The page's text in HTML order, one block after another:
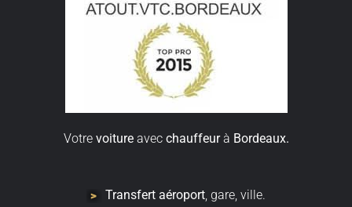
Votre voitureavec chauffeurà Bordeaux.
Transfert aéroport, gare, ville.